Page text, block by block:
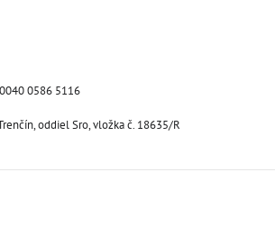
0586 5116
oddiel Sro, vložka č. 18635/R